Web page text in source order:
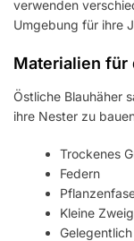
verwenden
Umgebung für ihre
Materialien für
Östliche Blauhäher
ihre Nester zu
Trockenes
Federn
Kleine